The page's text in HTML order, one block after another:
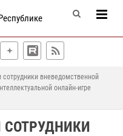
вневедомственной
онлайн-игре
СОТРУДНИКИ